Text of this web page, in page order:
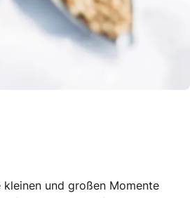
und großen Momente